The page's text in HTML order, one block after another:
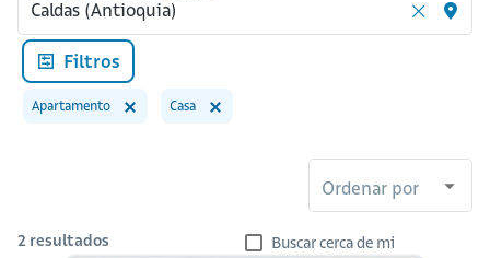
Filtros
Apartamento Casa
Ordenar por
2 resultados Buscar cerca de mi